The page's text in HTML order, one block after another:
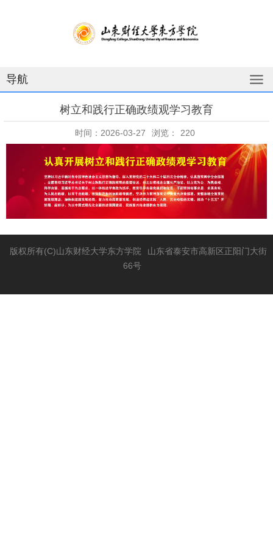
导航
树立和践行正确政绩观学习教育
时间：2026-03-27 浏览： 220
版权所有(C)山东财经大学东方学院
山东省泰安市高新区正阳门大街
66号